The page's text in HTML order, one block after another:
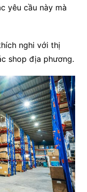
yêu cầu này mà
nghi với thị
shop địa phương.